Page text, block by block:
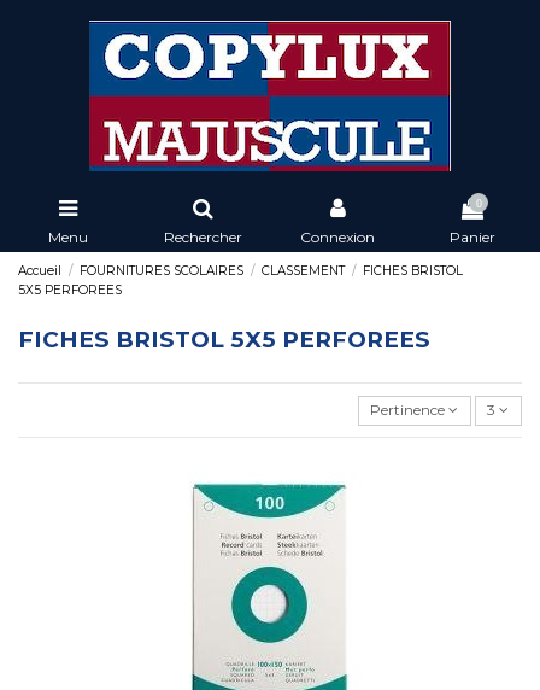
Menu Rechercher Connexion
0
Panier
Accueil FOURNITURES SCOLAIRES CLASSEMENT
FICHES BRISTOL
5X5 PERFOREES
FICHES BRISTOL 5X5 PERFOREES
Pertinence 3